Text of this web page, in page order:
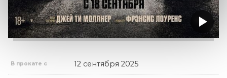
В прокате с 12 сентября 2025